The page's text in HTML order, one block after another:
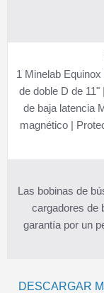
1 Minelab
de doble D de
de baja latencia
magnético |
Las bobinas de
cargadores de
garantía por un
DESCARGAR